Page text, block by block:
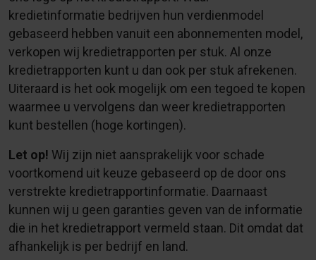
kredietinformatie bedrijven hun verdienmodel
gebaseerd hebben vanuit een abonnementen model,
verkopen wij kredietrapporten per stuk. Al onze
kredietrapporten kunt u dan ook per stuk afrekenen.
Uiteraard is het ook mogelijk om een tegoed te kopen
waarmee u vervolgens dan weer kredietrapporten
kunt bestellen (hoge kortingen).
Let op! Wij zijn niet aansprakelijk voor schade
voortkomend uit keuze gebaseerd op de door ons
verstrekte kredietrapportinformatie. Daarnaast
kunnen wij u geen garanties geven van de informatie
die in het kredietrapport vermeld staan. Dit omdat dat
afhankelijk is per bedrijf en land.